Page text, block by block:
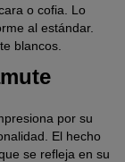
o cofia. Lo
al estándar.
blancos.
por su
El hecho
se refleja en su